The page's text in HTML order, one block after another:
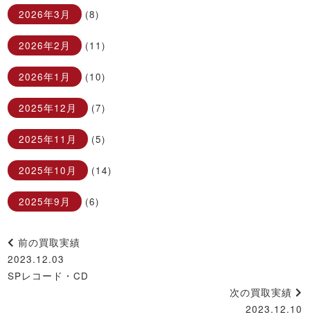
2026年3月 (8)
2026年2月 (11)
2026年1月 (10)
2025年12月 (7)
2025年11月 (5)
2025年10月 (14)
2025年9月 (6)
前の買取実績
2023.12.03
SPレコード・CD
次の買取実績
2023.12.10